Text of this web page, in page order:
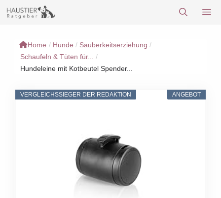
Inhalt
Home / Hunde / Sauberkeitserziehung /
Schaufeln & Tüten für...
/
Hundeleine mit Kotbeutel Spender...
ANGEBOT
VERGLEICHSSIEGER DER REDAKTION